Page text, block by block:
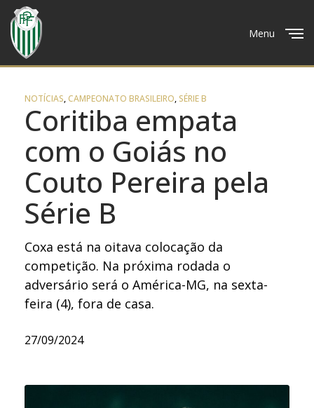
Menu
NOTÍCIAS,CAMPEONATO BRASILEIRO, SÉRIE B
Coritiba empata
com o Goiás no
Couto Pereira pela
Série B
Coxa está na oitava colocação da
competição. Na próxima rodada o
adversário será o América-MG, na sexta-
feira (4), fora de casa.
27/09/2024